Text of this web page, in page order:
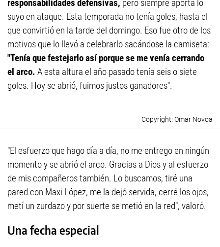
responsabilidades defensivas, pero siempre aporta lo
suyo en ataque. Esta temporada no tenía goles, hasta el
que convirtió en la tarde del domingo. Eso fue otro de los
motivos que lo llevó a celebrarlo sacándose la camiseta:
"Tenía que festejarlo así porque se me venía cerrando
el arco. A esta altura el año pasado tenía seis o siete
goles. Hoy se abrió, fuimos justos ganadores".
Omar Novoa
"El esfuerzo que hago día a día, no me entrego en ningún
momento y se abrió el arco. Gracias a Dios y al esfuerzo
de mis compañeros también. Lo buscamos, tiré una
pared con Maxi López, me la dejó servida, cerré los ojos,
metí un zurdazo y por suerte se metió en la red", valoró.
Una fecha especial